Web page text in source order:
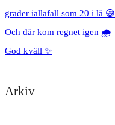
grader iallafall som 20 i lä 😅
Och där kom regnet igen 🌧️
God kväll ✨
Arkiv